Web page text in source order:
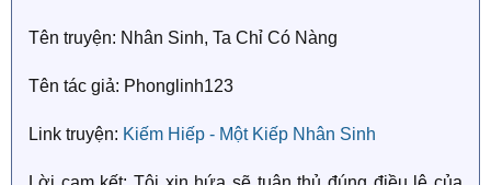
Tên truyện: Nhân Sinh, Ta Chỉ Có Nàng
Tên tác giả: Phonglinh123
Link truyện: Kiếm Hiếp - Một Kiếp Nhân Sinh